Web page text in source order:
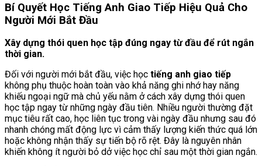
Bí Quyết Học Tiếng Anh Giao Tiếp Hiệu Quả Cho
Người Mới Bắt Đầu
Xây dựng thói quen học tập đúng ngay từ đầu để rút ngắn
thời gian.
Đối với người mới bắt đầu, việc học tiếng anh giao tiếp
không phụ thuộc hoàn toàn vào khả năng ghi nhớ hay năng
khiếu ngoại ngữ mà chủ yếu nằm ở cách xây dựng thói quen
học tập ngay từ những ngày đầu tiên. Nhiều người thường đặt
mục tiêu rất cao, học liên tục trong vài ngày đầu nhưng sau đó
nhanh chóng mất động lực vì cảm thấy lượng kiến thức quá lớn
hoặc không nhận thấy sự tiến bộ rõ rệt. Đây là nguyên nhân
khiến không ít người bỏ dở việc học chỉ sau một thời gian ngắn.